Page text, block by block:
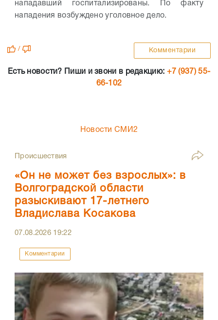
нападавший госпитализированы. По факту
нападения возбуждено уголовное дело.
/ Комментарии
Есть новости? Пиши и звони в редакцию: +7 (937) 55-
66-102
Новости СМИ2
Происшествия
«Он не может без взрослых»: в
Волгоградской области
разыскивают 17-летнего
Владислава Косакова
07.08.2026 19:22
Комментарии